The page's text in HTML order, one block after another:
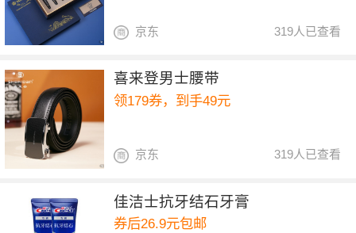
319人已查看
京东
喜来登男士腰带
领179券，到手49元
319人已查看
京东
佳洁士抗牙结石牙膏
券后26.9元包邮